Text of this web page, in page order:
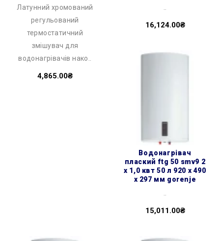
Латунний хромований
регульований
термостатичний
змішувач для
водонагрівачів нако..
4,865.00₴
..
16,124.00₴
водонагрівач
плаский ftg 50 smv9 2
х 1,0 квт 50 л 920 x 490
x 297 мм gorenje
..
15,011.00₴